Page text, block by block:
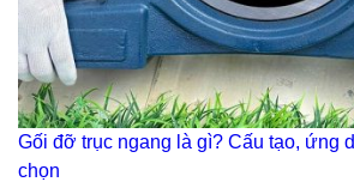
Gối đỡ trục ngang là gì? Cấu tạo, ứng
chọn